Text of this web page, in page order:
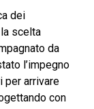
dei
scelta
da
l’impegno
per arrivare
con